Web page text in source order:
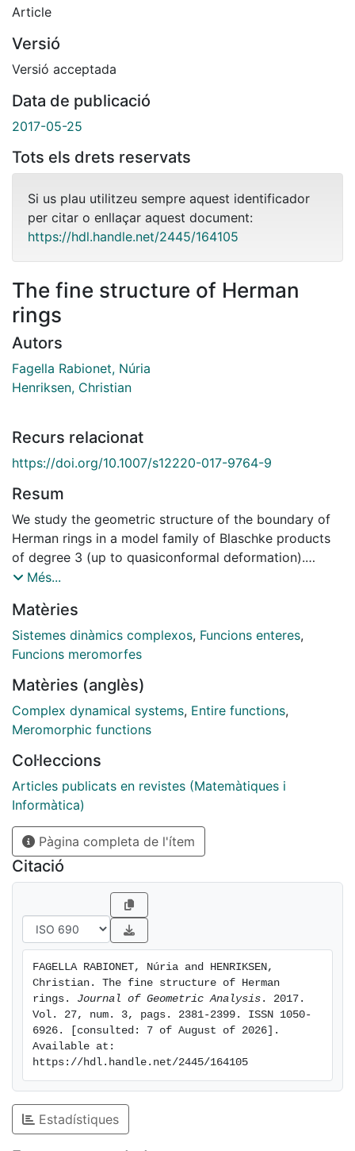
Article
Versió
Versió acceptada
Data de publicació
2017-05-25
Tots els drets reservats
Si us plau utilitzeu sempre aquest identificador
per citar o enllaçar aquest document:
https://hdl.handle.net/2445/164105
The fine structure of Herman
rings
Autors
Fagella Rabionet, Núria
Henriksen, Christian
Recurs relacionat
https://doi.org/10.1007/s12220-017-9764-9
Resum
We study the geometric structure of the boundary of
Herman rings in a model family of Blaschke products
of degree 3 (up to quasiconformal deformation).
Shishikura's quasi-conformal surgery relates the
polynomial. By studying the regularity properties of
the maps involved, we transfer McMullen's results on
the fine local geometry of Siegel disks to the Herman
Més...
Matèries
Sistemes dinàmics complexos, Funcions enteres,
Funcions meromorfes
Matèries (anglès)
Complex dynamical systems, Entire functions,
Meromorphic functions
Col·leccions
Articles publicats en revistes (Matemàtiques i
Informàtica)
Pàgina completa de l'ítem
Citació
FAGELLA RABIONET, Núria and HENRIKSEN,
Christian. The fine structure of Herman
rings. Journal of Geometric Analysis . 2017.
Vol. 27, num. 3, pags. 2381-2399. ISSN 1050-
6926. [consulted: 7 of August of 2026].
Available at:
https://hdl.handle.net/2445/164105
Estadístiques